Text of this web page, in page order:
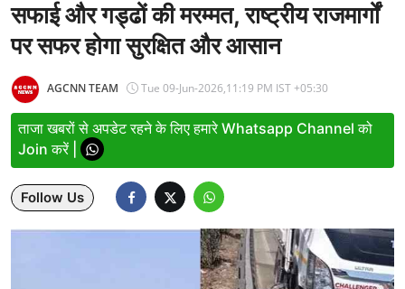
Relationship
Education
Defence & Security
Environment
Lifestyle
Health
सफाई और गड्ढों की मरम्मत, राष्ट्रीय राजमार्गों
पर सफर होगा सुरक्षित और आसान
AGCNN TEAM Tue 09-Jun-2026,11:19 PM IST +05:30
ताजा खबरों से अपडेट रहने के लिए हमारे Whatsapp Channel को
Join करें |
Follow Us